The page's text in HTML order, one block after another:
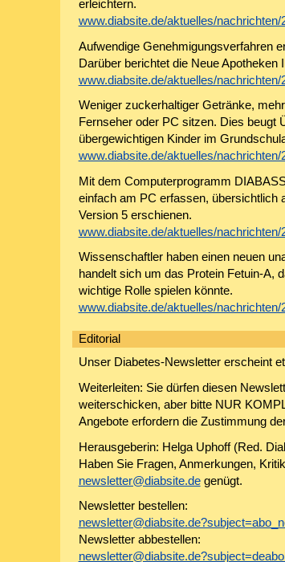
erleichtern.
www.diabsite.de/aktuelles/nachrichten/
Aufwendige Genehmigungsverfahren
Darüber berichtet die Neue Apotheken
www.diabsite.de/aktuelles/nachrichten/
Weniger zuckerhaltiger Getränke,
Fernseher oder PC sitzen. Dies beugt
übergewichtigen Kinder im
www.diabsite.de/aktuelles/nachrichten/
Mit dem Computerprogramm
einfach am PC erfassen, übersichtlich
Version 5 erschienen.
www.diabsite.de/aktuelles/nachrichten/
Wissenschaftler haben einen neuen
handelt sich um das Protein Fetuin-A,
wichtige Rolle spielen könnte.
www.diabsite.de/aktuelles/nachrichten/
Editorial
Unser Diabetes-Newsletter erscheint
Weiterleiten: Sie dürfen diesen
weiterschicken, aber bitte NUR
Angebote erfordern die Zustimmung
Herausgeberin: Helga Uphoff (Red.
Haben Sie Fragen, Anmerkungen,
newsletter@diabsite.degenügt.
Newsletter bestellen:
Newsletter abbestellen: